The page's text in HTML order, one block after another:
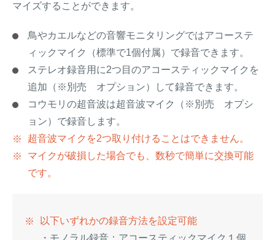
マイズすることができます。
鳥やカエルなどの音響モニタリングではアコーステ
ィックマイク（標準で1個付属）で録音できます。
ステレオ録音用に2つ目のアコースティックマイクを
追加（※別売 オプション）して録音できます。
コウモリの超音波は超音波マイク（※別売 オプシ
ョン）で録音します。
超音波マイクを2つ取り付けることはできません。
マイクが破損した場合でも、数秒で簡単に交換可能
です。
以下いずれかの録音方法を設定可能